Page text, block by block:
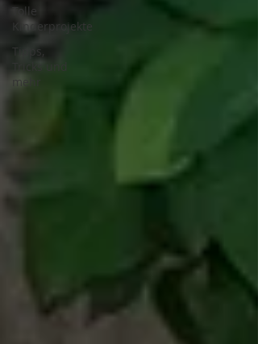
Tolle
Kinderprojekte
Tipps,
mehr